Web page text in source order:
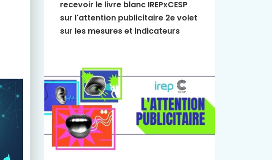
recevoir le livre blanc IREPxCESP
sur l'attention publicitaire 2e volet
sur les mesures et indicateurs